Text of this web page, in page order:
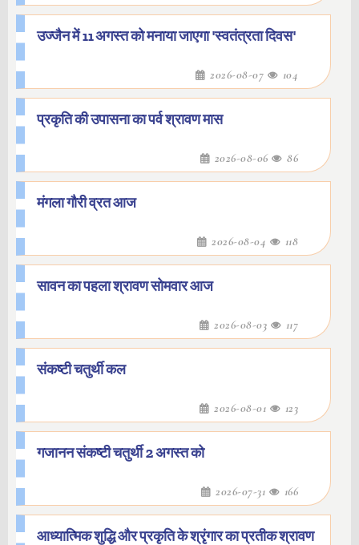
उज्जैन में 11 अगस्त को मनाया जाएगा 'स्वतंत्रता दिवस'
2026-08-07 104
प्रकृति की उपासना का पर्व श्रावण मास
2026-08-06 86
मंगला गौरी व्रत आज
2026-08-04 118
सावन का पहला श्रावण सोमवार आज
2026-08-03 117
संकष्टी चतुर्थी कल
2026-08-01 123
गजानन संकष्टी चतुर्थी 2 अगस्त को
2026-07-31 166
आध्यात्मिक शुद्धि और प्रकृति के श्रृंगार का प्रतीक श्रावण